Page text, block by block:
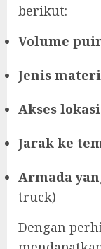
berikut:
Volume
Jenis
Akses lokasi
Jarak ke
Armada
truck)
Dengan